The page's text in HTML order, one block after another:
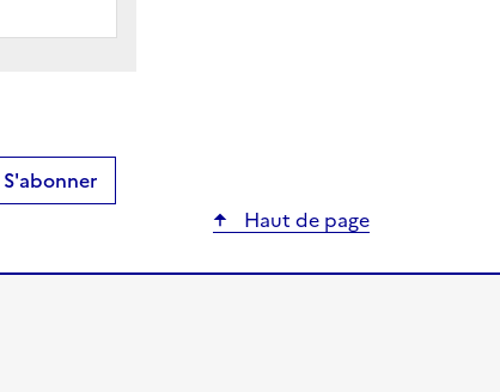
S'abonner
Haut de page